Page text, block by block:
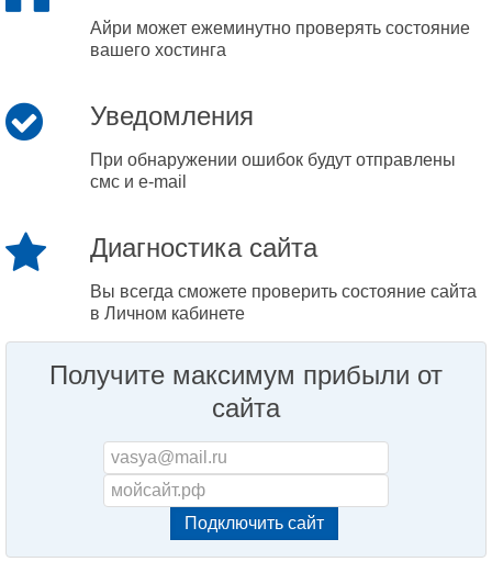
Айри может ежеминутно проверять состояние
вашего хостинга
Уведомления
При обнаружении ошибок будут отправлены
смс и e-mail
Диагностика сайта
Вы всегда сможете проверить состояние сайта
в Личном кабинете
Получите максимум прибыли от
сайта